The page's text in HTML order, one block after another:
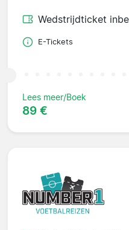
Wedstrijdticket
E-Tickets
Lees meer/Boek
89 €